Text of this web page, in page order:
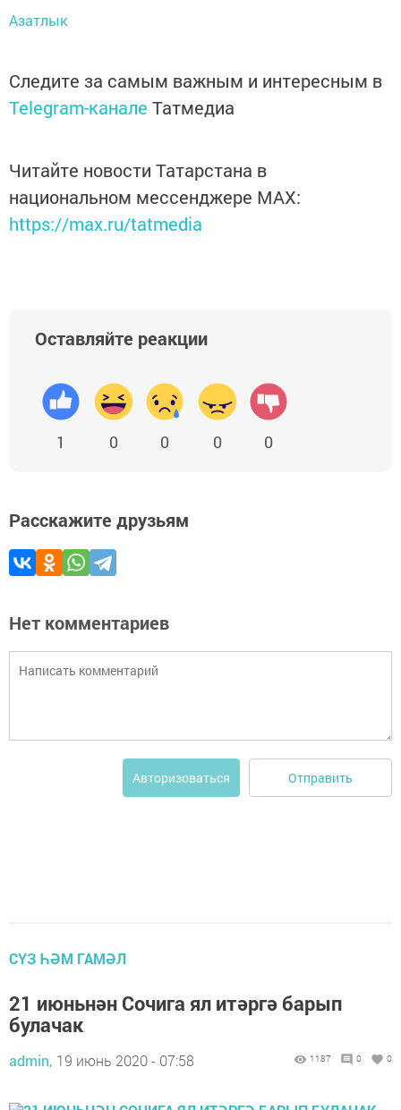
Азатлык
Следите за самым важным и интересным в
Telegram-канале Татмедиа
Читайте новости Татарстана в
национальном мессенджере MАХ:
https://max.ru/tatmedia
Оставляйте реакции
1 0 0 0 0
Расскажите друзьям
Нет комментариев
Авторизоваться Отправить
СҮЗ ҺӘМ ГАМӘЛ
21 июньнән Сочига ял итәргә барып
булачак
admin, 19 июнь 2020 - 07:58 1187 0 0